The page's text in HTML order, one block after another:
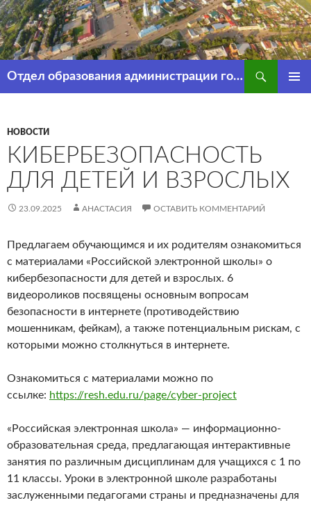
Перейти
к
содержимому
Отдел образования администрации города Рассказово
НОВОСТИ
КИБЕРБЕЗОПАСНОСТЬ
ДЛЯ ДЕТЕЙ И ВЗРОСЛЫХ
23.09.2025 АНАСТАСИЯ ОСТАВИТЬ КОММЕНТАРИЙ
Предлагаем обучающимся и их родителям ознакомиться
с материалами «Российской электронной школы» о
кибербезопасности для детей и взрослых. 6
видеороликов посвящены основным вопросам
безопасности в интернете (противодействию
мошенникам, фейкам), а также потенциальным рискам, с
которыми можно столкнуться в интернете.
Ознакомиться с материалами можно по
ссылке: https://resh.edu.ru/page/cyber-project
«Российская электронная школа» — информационно-
образовательная среда, предлагающая интерактивные
занятия по различным дисциплинам для учащихся с 1 по
11 классы. Уроки в электронной школе разработаны
заслуженными педагогами страны и предназначены для